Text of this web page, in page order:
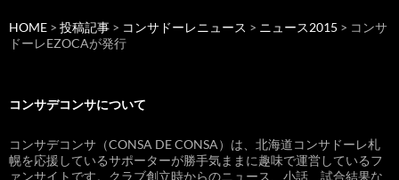
HOME > 投稿記事 > コンサドーレニュース > ニュース2015 > コンサ
ドーレEZOCAが発行
コンサデコンサについて
コンサデコンサ（CONSA DE CONSA）は、北海道コンサドーレ札
幌を応援しているサポーターが勝手気ままに趣味で運営しているフ
ァンサイトです。クラブ創立時からのニュース、小話、試合結果な